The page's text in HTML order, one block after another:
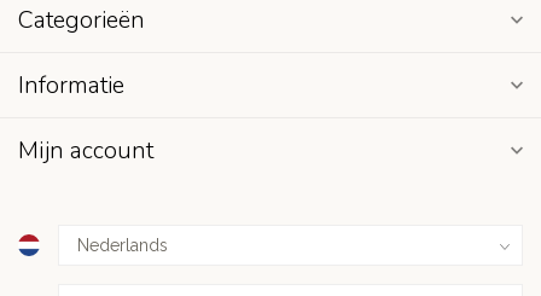
Categorieën
Informatie
Mijn account